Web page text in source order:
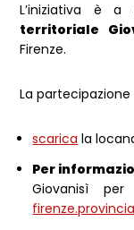
L’iniziativa è a
territoriale
Firenze.
La partecipazione
scarica la
Per
Giovanisì